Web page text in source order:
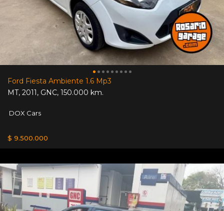
Ford Fiesta Ambiente 1.6 Mp3
MT, 2011, GNC, 150.000 km.
DOX Cars
$ 9.500.000